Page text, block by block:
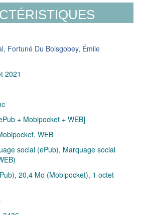
, Fortuné Du Boisgobey, Émile
2021
+ Mobipocket + WEB]
WEB
social (ePub), Marquage social
20,4 Mo (Mobipocket), 1 octet